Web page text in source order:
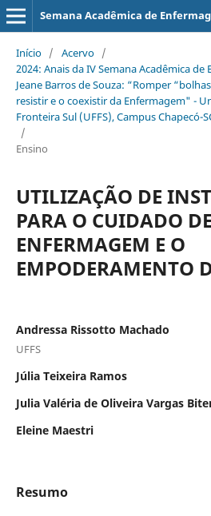
Início / Acervo /
2024: Anais da IV Semana Acadêmica
Jeane Barros de Souza: “Romper
resistir e o coexistir da Enfermagem" -
Fronteira Sul (UFFS), Campus Chapecó-
/
Ensino
UTILIZAÇÃO DE
PARA O CUIDADO DE
ENFERMAGEM E O
EMPODERAMENTO
Andressa Rissotto Machado
UFFS
Júlia Teixeira Ramos
Julia Valéria de Oliveira Vargas
Eleine Maestri
Resumo